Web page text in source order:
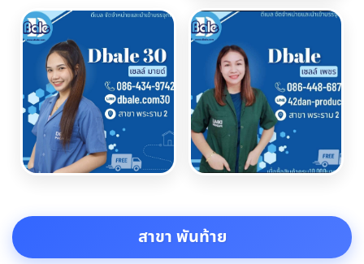
สาขา พันท้าย